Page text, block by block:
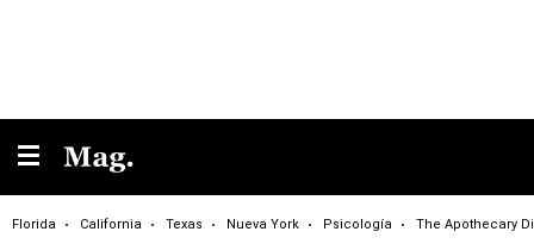
Florida California Texas Nueva York Psicología The Apothecary